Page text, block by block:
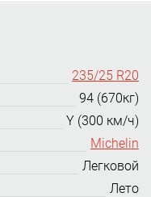
235/25 R20
94 (670кг)
Y (300 км/ч)
Michelin
Легковой
Лето